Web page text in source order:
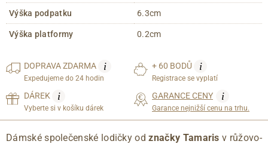
Výška podpatku 6.3cm
Výška platformy 0.2cm
DOPRAVAZDARMA i
Expedujeme do 24 hodin
+ 60 BODŮ i
Registrace se vyplatí
DÁREK i
Vyberte si v košíku dárek
GARANCE CENY i
Garance nejnižší cenu na trhu.
Dámské společenské lodičky odznačky Tamaris v růžovo-